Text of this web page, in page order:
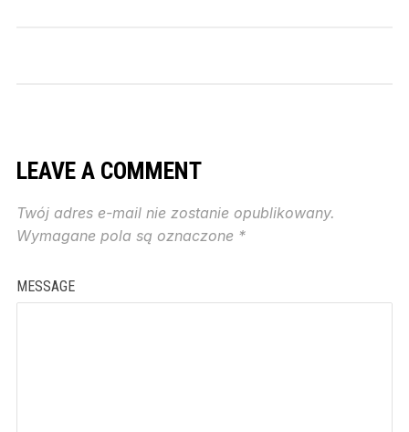
LEAVE A COMMENT
Twój adres e-mail nie zostanie opublikowany.
Wymagane pola są oznaczone *
MESSAGE